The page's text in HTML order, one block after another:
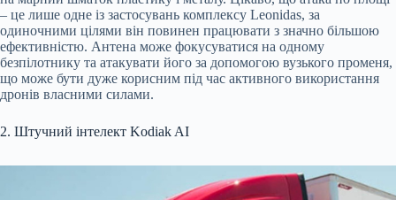
– це лише одне із застосувань комплексу Leonidas, за
одиночними цілями він повинен працювати з значно більшою
ефективністю. Антена може фокусуватися на одному
безпілотнику та атакувати його за допомогою вузького променя,
що може бути дуже корисним під час активного використання
дронів власними силами.
2. Штучний інтелект Kodiak AI